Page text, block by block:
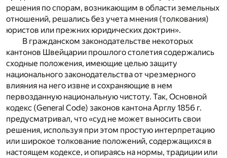
решения по спорам, возникающим в области земельных
отношений, решались без учета мнения (толкования)
юристов или прежних юридических доктрин».
В гражданском законодательстве некоторых
кантонов Швейцарии прошлого столетия содержались
сходные положения, имеющие целью защиту
национального законодательства от чрезмерного
влияния на него извне и сохраняющие в нем
первозданную национальную чистоту. Так, Основной
кодекс (General Code) законов кантона Арглу 1856 г.
предусматривал, что «суд не может выносить свои
решения, используя при этом простую интерпретацию
или широкое толкование положений, содержащихся в
настоящем кодексе, и опираясь на нормы, традиции или